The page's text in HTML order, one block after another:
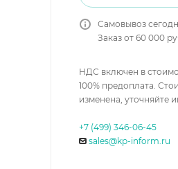
Самовывоз
Заказ от 60 000
НДС включен в
100% предоплата.
изменена, уточняйте
+7 (499) 346-06-45
sales@kp-inform.ru